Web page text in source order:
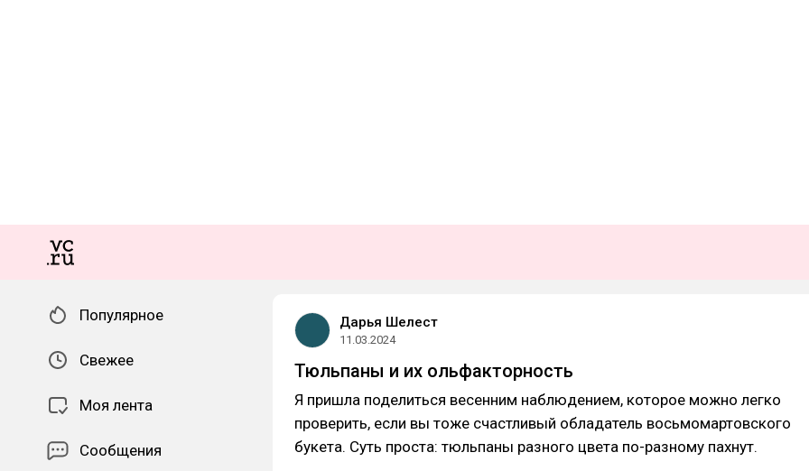
Популярное
Свежее
Моя лента
Сообщения
Дарья Шелест
11.03.2024
Тюльпаны и их ольфакторность
Я пришла поделиться весенним наблюдением, которое можно легко
проверить, если вы тоже счастливый обладатель восьмомартовского
букета. Суть проста: тюльпаны разного цвета по-разному пахнут.